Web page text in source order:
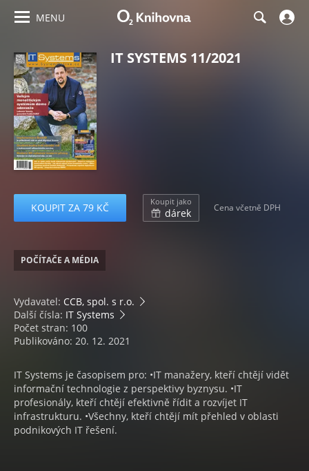
MENU
IT SYSTEMS 11/2021
KOUPIT ZA 79 KČ Koupit jako
dárek Cena včetně DPH
POČÍTAČE A MÉDIA
Vydavatel: CCB, spol. s r.o.
Další čísla: IT Systems
Počet stran: 100
Publikováno: 20. 12. 2021
IT Systems je časopisem pro: •IT manažery, kteří chtějí vidět
informační technologie z perspektivy byznysu. •IT
profesionály, kteří chtějí efektivně řídit a rozvíjet IT
infrastrukturu. •Všechny, kteří chtějí mít přehled v oblasti
podnikových IT řešení.